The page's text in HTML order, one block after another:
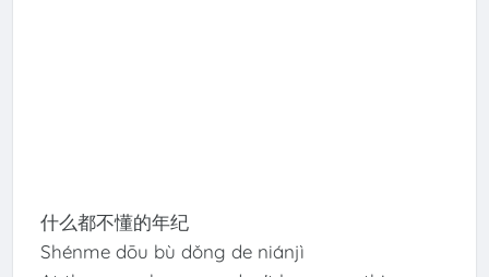
什么都不懂的年纪
Shénme dōu bù dǒng de niánjì